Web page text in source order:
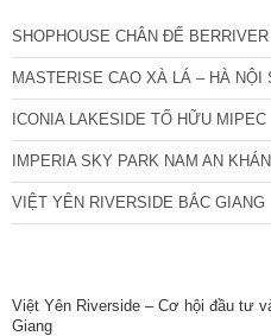
SHOPHOUSE CHÂN ĐẾ
MASTERISE CAO XÀ LÁ – HÀ NỘI
ICONIA LAKESIDE TỐ HỮU MIPEC
IMPERIA SKY PARK NAM AN
VIỆT YÊN RIVERSIDE BẮC GIANG
Việt Yên Riverside – Cơ hội đầu tư
Giang